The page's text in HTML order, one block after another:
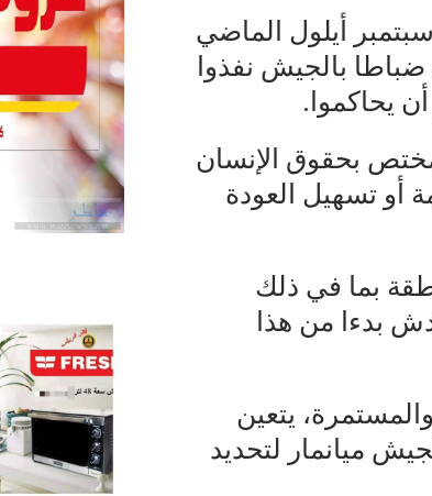
أيلول الماضي
ضباطا بالجيش نفذوا
أن يحاكموا.
بحقوق الإنسان
أو تسهيل العودة
بما في ذلك
بدءا من هذا
يتعين
ميانمار لتحديد